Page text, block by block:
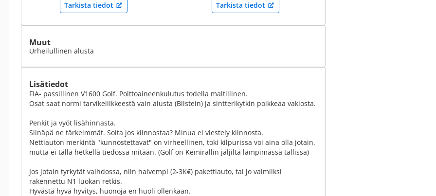
Tarkista tiedot Tarkista tiedot
Muut
Urheilullinen alusta
Lisätiedot
FIA- passillinen V1600 Golf. Polttoaineenkulutus todella maltillinen.
Osat saat normi tarvikeliikkeestä vain alusta (Bilstein) ja sintterikytkin poikkeaa vakiosta.
Penkit ja vyöt lisähinnasta.
Siinäpä ne tärkeimmät. Soita jos kiinnostaa? Minua ei viestely kiinnosta.
Nettiauton merkintä "kunnostettavat" on virheellinen, toki kilpurissa voi aina olla jotain,
mutta ei tällä hetkellä tiedossa mitään. (Golf on Kemirallin jäljiltä lämpimässä tallissa)
Jos jotain tyrkytät vaihdossa, niin halvempi (2-3K€) pakettiauto, tai jo valmiiksi
rakennettu N1 luokan retkis.
Hyvästä hyvä hyvitys, huonoja en huoli ollenkaan.